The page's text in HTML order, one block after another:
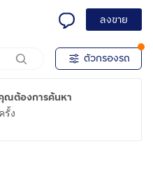
ลงขาย
ตัวกรองรถ
ณต้องการค้นหา
รั้ง